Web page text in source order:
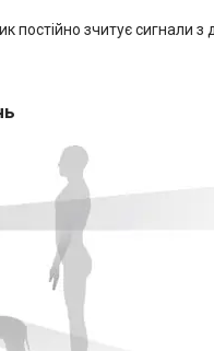
зчитує сигнали з